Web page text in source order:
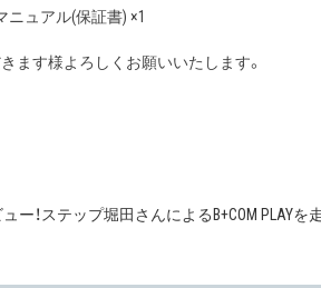
ュアル(保証書) ×1
ます様よろしくお願いいたします。
ー！ステップ堀田さんによるB+COM PLAY